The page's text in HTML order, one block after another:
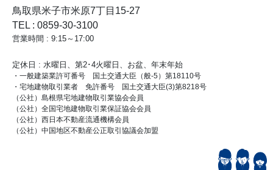
鳥取県米子市米原7丁目15-27
TEL : 0859-30-3100
営業時間 : 9:15～17:00
定休日 : 水曜日、第2･4火曜日、お盆、年末年始
・一般建築業許可番号 国土交通大臣（般-5）第18110号
・宅地建物取引業者 免許番号 国土交通大臣(3)第8218号
（公社）島根県宅地建物取引業協会会員
（公社）全国宅地建物取引業保証協会会員
（公社）西日本不動産流通機構会員
（公社）中国地区不動産公正取引協議会加盟